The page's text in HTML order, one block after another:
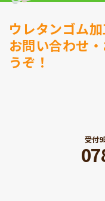
ウレタンゴム
お問い合わせ
うぞ！
受付9